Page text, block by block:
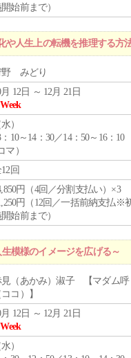
始前まで）
人生上の転機を推理する方
野 みどり
月 12日 ～ 12月 21日
水）
：10～14：30／14：50～16：10
マ）
回
円（4回／分割支払い）×3
円（12回／一括前納支払※
始前まで）
模様のイメージを広げる～
見（あかみ）淑子 【マダム呼
ココ）】
月 12日 ～ 12月 21日
水）